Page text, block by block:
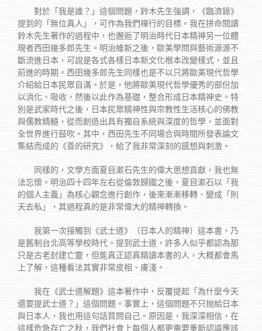
對於「我是誰？」這個問題，鈴木先生強調，《臨濟錄》
提到的「無位真人」，可作為我們禪行的目標。我在拼命閱讀
鈴木先生著作的過程中，也邂逅了明治時代日本精神另一位體
現者西田幾多郎先生。明治維新之後，歐美學問與藝術源源不
斷流進日本，可說是各式各樣日本新文化根本改變樣式，並且
前進的時期。西田幾多郎先生同樣也是不以只將歐美現代哲學
介紹給日本民眾自滿。於是，他將歐美現代哲學優秀的部份加
以消化、吸收，然後以此作為基礎，整合形成日本精神史。特
別是武家時代之後，日本民眾精神性與宗教性生活核心的佛教
與儒教精髓，從而創造出具有獨自系統與深度的哲學，並面對
全世界進行鼓吹。其中，西田先生不同場合與時間所發表論文
集結而成的《善的研究》，給了我非常深刻的感想與刺激。
同樣的，文學方面夏目漱石先生的偉大思想貢獻，我也無
法忘懷。明治四十四年左右從倫敦歸國之後，夏目漱石以「我
的個人主義」為核心觀念進行創作，後來漸漸移轉、變成「則
天去私」，其過程真的是非常偉大的精神轉換。
我第一次接觸到《武士道》（日本人的精神）這本書，乃
是舊制台北高等學校時代。提到武士道，許多人似乎都認為那
只是古老封建亡靈，但能真正認真精讀本書的人，大概都會馬
上了解，這種看法其實非常皮相、膚淺。
我在《武士道解題》這本著作中，反覆提起「為什麼今天
還要提武士道？」這個問題。事實上，這個問題不只抛給日本
與日本人，我也用這句話質問自己。原因是，我深深相信，在
這樣危急存亡之秋，我們社會上每個人都更需要重新認識應該